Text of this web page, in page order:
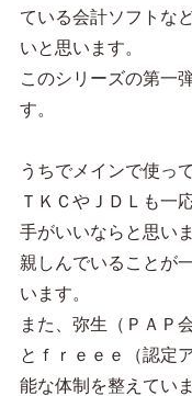
ている会計ソフトな
いと思います。
このシリーズの第一
す。
うちでメインで使っ
ＴＫＣやＪＤＬも一
手がいいならと思い
親しんでいることが
います。
また、弥生（ＰＡＰ
とｆｒｅｅｅ（認定
能な体制を整えていま